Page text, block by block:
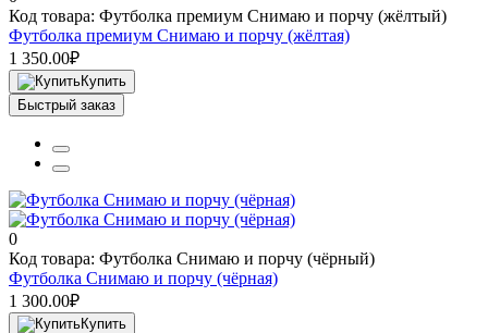
Код товара: Футболка премиум Снимаю и порчу (жёлтый)
Футболка премиум Снимаю и порчу (жёлтая)
1 350.00₽
Купить
Быстрый заказ
0
Код товара: Футболка Снимаю и порчу (чёрный)
Футболка Снимаю и порчу (чёрная)
1 300.00₽
Купить